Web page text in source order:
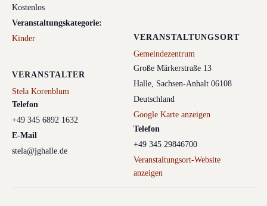
Kostenlos
Veranstaltungskategorie:
Kinder
VERANSTALTER
Stela Korenblum
Telefon
+49 345 6892 1632
E-Mail
stela@jghalle.de
VERANSTALTUNGSORT
Gemeindezentrum
Große Märkerstraße 13
Halle, Sachsen-Anhalt 06108
Deutschland
Google Karte anzeigen
Telefon
+49 345 29846700
Veranstaltungsort-Website
anzeigen